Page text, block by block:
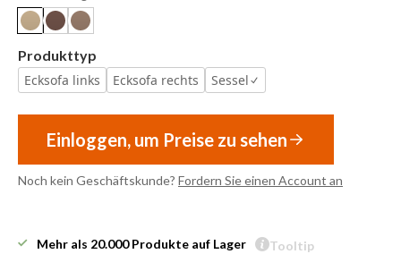
Produkttyp
Ecksofa links
Ecksofa rechts Sessel
Einloggen, um Preise zu sehen
Noch kein Geschäftskunde? Fordern Sie einen Account an
Mehr als 20.000 Produkte auf Lager
Tooltip